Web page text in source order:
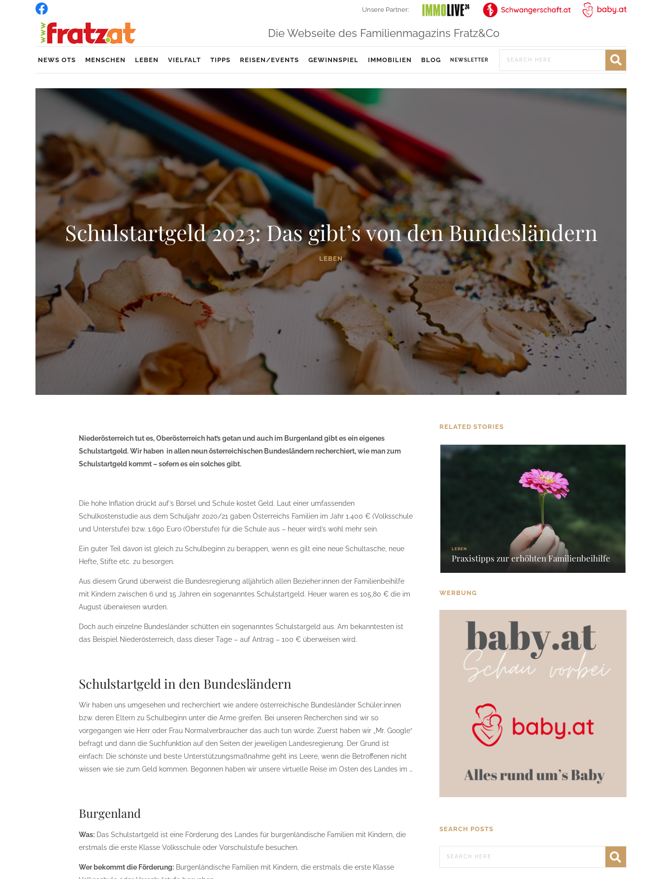
Unsere Partner:
Die Webseite des Familienmagazins Fratz&Co
NEWS OTS MENSCHEN LEBEN VIELFALT TIPPS REISEN/EVENTS GEWINNSPIEL IMMOBILIEN BLOG NEWSLETTER
Schulstartgeld 2023: Das gibt’s von den Bundesländern
LEBEN
Niederösterreich tut es, Oberösterreich hat’s getan und auch im Burgenland gibt es ein eigenes
Schulstartgeld. Wir haben in allen neun österreichischen Bundesländern recherchiert, wie man zum
Schulstartgeld kommt – sofern es ein solches gibt.
Die hohe Inflation drückt auf’s Börsel und Schule kostet Geld. Laut einer umfassenden
Schulkostenstudie aus dem Schuljahr 2020/21 gaben Österreichs Familien im Jahr 1.400 € (Volksschule
und Unterstufe) bzw. 1.690 Euro (Oberstufe) für die Schule aus – heuer wird’s wohl mehr sein.
Ein guter Teil davon ist gleich zu Schulbeginn zu berappen, wenn es gilt eine neue Schultasche, neue
Hefte, Stifte etc. zu besorgen.
Aus diesem Grund überweist die Bundesregierung alljährlich allen Bezieher:innen der Familienbeihilfe
mit Kindern zwischen 6 und 15 Jahren ein sogenanntes Schulstartgeld. Heuer waren es 105,80 € die im
August überwiesen wurden.
Doch auch einzelne Bundesländer schütten ein sogenanntes Schulstargeld aus. Am bekanntesten ist
das Beispiel Niederösterreich, dass dieser Tage – auf Antrag – 100 € überweisen wird.
Schulstartgeld in den Bundesländern
Wir haben uns umgesehen und recherchiert wie andere österreichische Bundesländer Schüler:innen
bzw. deren Eltern zu Schulbeginn unter die Arme greifen. Bei unseren Recherchen sind wir so
vorgegangen wie Herr oder Frau Normalverbraucher das auch tun würde. Zuerst haben wir „Mr. Google“
befragt und dann die Suchfunktion auf den Seiten der jeweiligen Landesregierung. Der Grund ist
einfach: Die schönste und beste Unterstützungsmaßnahme geht ins Leere, wenn die Betroffenen nicht
wissen wie sie zum Geld kommen. Begonnen haben wir unsere virtuelle Reise im Osten des Landes im …
Burgenland
Was: Das Schulstartgeld ist eine Förderung des Landes für burgenländische Familien mit Kindern, die
erstmals die erste Klasse Volksschule oder Vorschulstufe besuchen.
Wer bekommt die Förderung: Burgenländische Familien mit Kindern, die erstmals die erste Klasse
RELATED STORIES
LEBEN
Praxistipps zur erhöhten Familienbeihilfe
WERBUNG
SEARCH POSTS